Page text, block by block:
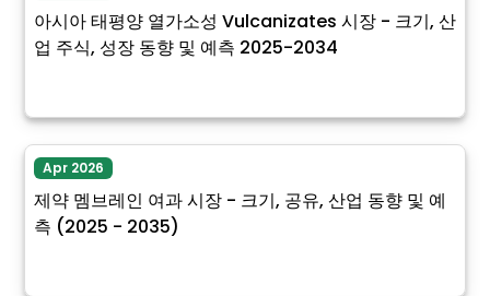
아시아 태평양 열가소성 Vulcanizates 시장 - 크기, 산
업 주식, 성장 동향 및 예측 2025-2034
Apr 2026
제약 멤브레인 여과 시장 - 크기, 공유, 산업 동향 및 예
측 (2025 - 2035)